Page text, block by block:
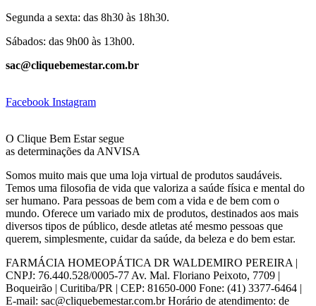
Segunda a sexta: das 8h30 às 18h30.
Sábados: das 9h00 às 13h00.
sac@cliquebemestar.com.br
Facebook Instagram
O Clique Bem Estar segue
as determinações da ANVISA
Somos muito mais que uma loja virtual de produtos saudáveis.
Temos uma filosofia de vida que valoriza a saúde física e mental do
ser humano. Para pessoas de bem com a vida e de bem com o
mundo. Oferece um variado mix de produtos, destinados aos mais
diversos tipos de público, desde atletas até mesmo pessoas que
querem, simplesmente, cuidar da saúde, da beleza e do bem estar.
FARMÁCIA HOMEOPÁTICA DR WALDEMIRO PEREIRA |
CNPJ: 76.440.528/0005-77 Av. Mal. Floriano Peixoto, 7709 |
Boqueirão | Curitiba/PR | CEP: 81650-000 Fone: (41) 3377-6464 |
E-mail: sac@cliquebemestar.com.br Horário de atendimento: de